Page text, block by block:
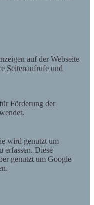
auf der Webseite
Seitenaufrufe und
Förderung der
wird genutzt um
erfassen. Diese
genutzt um Google